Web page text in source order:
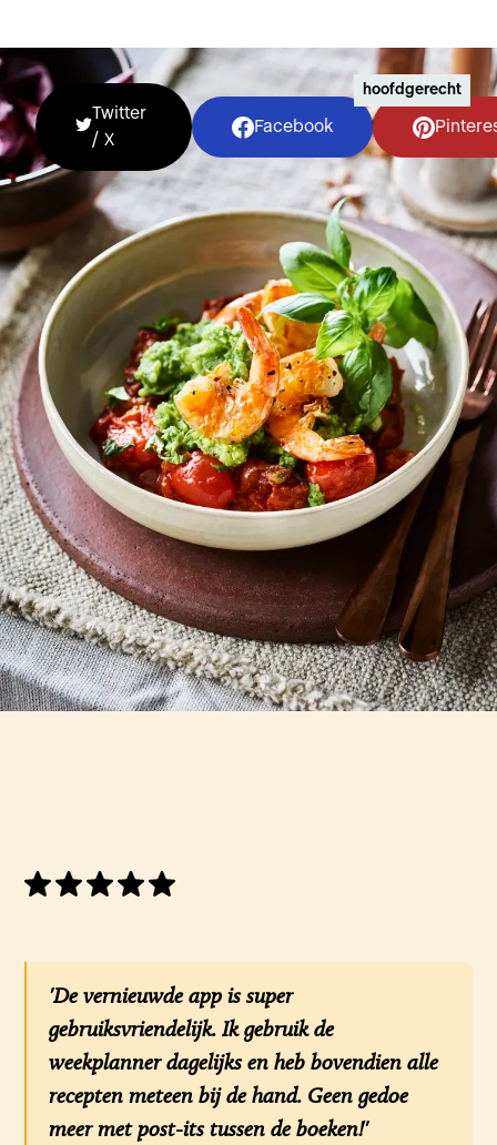
Twitter
/ X
Facebook
hoofdgerecht
'De vernieuwde app is super
gebruiksvriendelijk. Ik gebruik de
weekplanner dagelijks en heb bovendien alle
recepten meteen bij de hand. Geen gedoe
meer met post-its tussen de boeken!'